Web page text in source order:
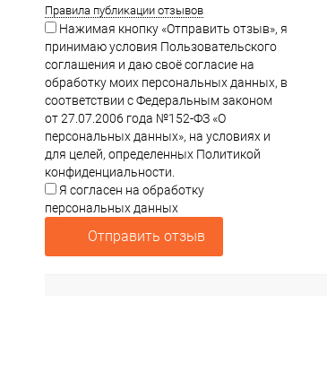
Правила публикации отзывов
Нажимая кнопку «Отправить отзыв», я
принимаю условия Пользовательского
соглашения и даю своё согласие на
обработку моих персональных данных, в
соответствии с Федеральным законом
от 27.07.2006 года №152-ФЗ «О
персональных данных», на условиях и
для целей, определенных Политикой
конфиденциальности.
Я согласен на обработку
персональных данных
Отправить отзыв